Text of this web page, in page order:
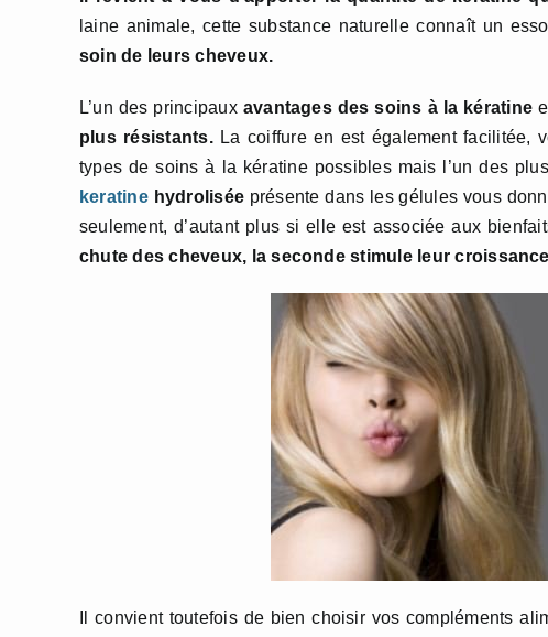
laine animale, cette substance naturelle connaît un
soin de leurs cheveux.
L’un des principaux avantages des soins à la kératine
plus résistants.La coiffure en est également facilitée,
types de soins à la kératine possibles mais l’un des
keratinehydrolisée présente dans les gélules vous
seulement, d’autant plus si elle est associée aux
chute des cheveux, la seconde stimule leur
Il convient toutefois de bien choisir vos compléments